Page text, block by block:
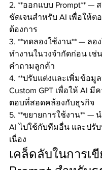
2. **ออกแบบ Prompt** —
ชัดเจนสำหรับ AI เพื่อให้ต
ต้องการ
3. **ทดลองใช้งาน** — ลอ
ทำงานในวงจำกัดก่อน เช่
คำถามลูกค้า
4. **ปรับแต่งและเพิ่มข้อมู
Custom GPT เพื่อให้ AI มี
ตอบที่สอดคล้องกับธุรกิจ
5. **ขยายการใช้งาน** —
AI ไปใช้กับทีมอื่น และปรั
เนื่อง
เคล็ดลับในการเ